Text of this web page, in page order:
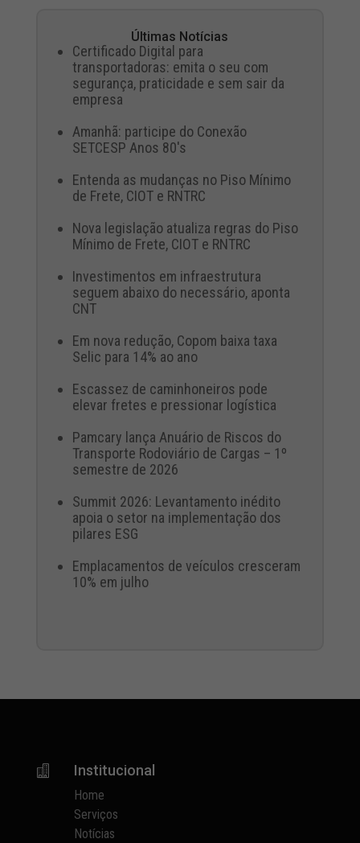
Últimas Notícias
Certificado Digital para
transportadoras: emita o seu com
segurança, praticidade e sem sair da
empresa
Amanhã: participe do Conexão
SETCESP Anos 80's
Entenda as mudanças no Piso Mínimo
de Frete, CIOT e RNTRC
Nova legislação atualiza regras do Piso
Mínimo de Frete, CIOT e RNTRC
Investimentos em infraestrutura
seguem abaixo do necessário, aponta
CNT
Em nova redução, Copom baixa taxa
Selic para 14% ao ano
Escassez de caminhoneiros pode
elevar fretes e pressionar logística
Pamcary lança Anuário de Riscos do
Transporte Rodoviário de Cargas – 1º
semestre de 2026
Summit 2026: Levantamento inédito
apoia o setor na implementação dos
pilares ESG
Emplacamentos de veículos cresceram
10% em julho
 Institucional
Home
Serviços
Notícias